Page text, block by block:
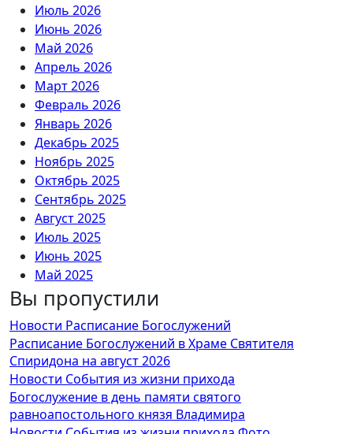
Июль 2026
Июнь 2026
Май 2026
Апрель 2026
Март 2026
Февраль 2026
Январь 2026
Декабрь 2025
Ноябрь 2025
Октябрь 2025
Сентябрь 2025
Август 2025
Июль 2025
Июнь 2025
Май 2025
Апрель 2025
Март 2025
Февраль 2025
Январь 2025
Декабрь 2024
Ноябрь 2024
Октябрь 2024
Сентябрь 2024
Вы пропустили
Новости Расписание Богослужений
Расписание Богослужений в Храме Святителя
Спиридона на август 2026
Новости События из жизни прихода
Богослужение в день памяти святого
равноапостольного князя Владимира